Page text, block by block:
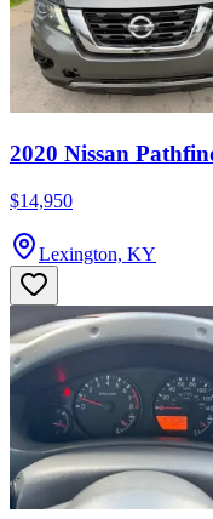
2020 Nissan
$14,950
Lexington, KY